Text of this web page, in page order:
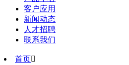
客户应用
新闻动态
人才招聘
联系我们
首页